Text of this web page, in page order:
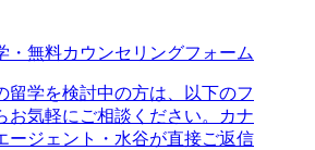
・無料カウンセリングフォーム
留学を検討中の方は、以下のフ
お気軽にご相談ください。カナ
ージェント・水谷が直接ご返信